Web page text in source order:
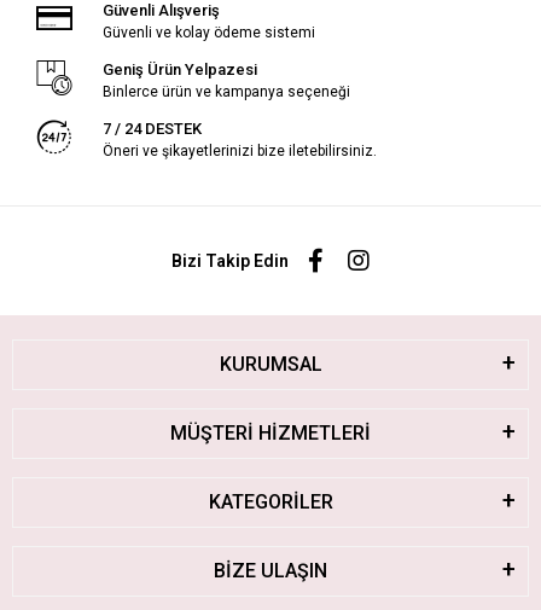
Güvenli Alışveriş
Güvenli ve kolay ödeme sistemi
Geniş Ürün Yelpazesi
Binlerce ürün ve kampanya seçeneği
7 / 24 DESTEK
Öneri ve şikayetlerinizi bize iletebilirsiniz.
Bizi Takip Edin
KURUMSAL
MÜŞTERİ HİZMETLERİ
KATEGORİLER
BİZE ULAŞIN